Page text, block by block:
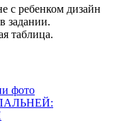
с ребенком дизайн
задании.
таблица.
фото